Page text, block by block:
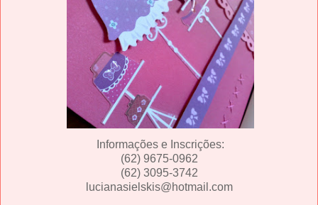
Informações e Inscrições:
(62) 9675-0962
(62) 3095-3742
lucianasielskis@hotmail.com